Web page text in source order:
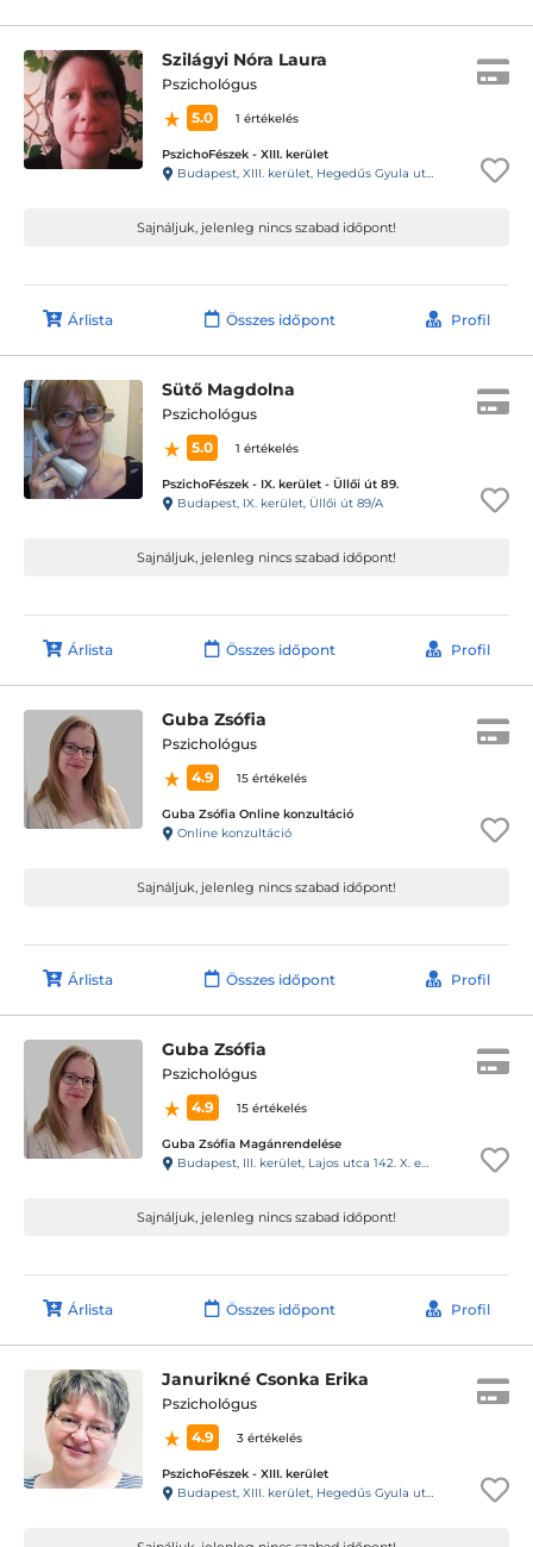
Szilágyi Nóra Laura
Pszichológus
5.0
1 értékelés
PszichoFészek - XIII. kerület
Budapest, XIII. kerület, Hegedűs Gyula utca 64-66.
Sajnáljuk, jelenleg nincs szabad időpont!
Árlista Összes időpont Profil
Sütő Magdolna
Pszichológus
5.0
1 értékelés
PszichoFészek - IX. kerület - Üllői út 89.
Budapest, IX. kerület, Üllői út 89/A
Sajnáljuk, jelenleg nincs szabad időpont!
Árlista Összes időpont Profil
Guba Zsófia
Pszichológus
4.9
15 értékelés
Guba Zsófia Online konzultáció
Online konzultáció
Sajnáljuk, jelenleg nincs szabad időpont!
Árlista Összes időpont Profil
Guba Zsófia
Pszichológus
4.9
15 értékelés
Guba Zsófia Magánrendelése
Budapest, III. kerület, Lajos utca 142. X. emelet 56.
Sajnáljuk, jelenleg nincs szabad időpont!
Árlista Összes időpont Profil
Janurikné Csonka Erika
Pszichológus
4.9
3 értékelés
PszichoFészek - XIII. kerület
Budapest, XIII. kerület, Hegedűs Gyula utca 64-66.